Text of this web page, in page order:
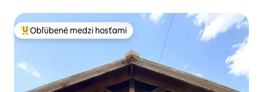
Najobľúbenejšie medzi hosťami
Obľúbené medzi hosťami